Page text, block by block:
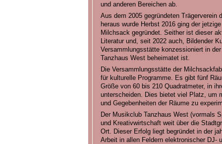
und anderen Bereichen ab.
Aus dem 2005 gegründeten Trägerverein
heraus wurde Herbst 2016 ging der
Milchsack gegründet. Seither ist dieser
Literatur und, seit 2022 auch, Bildender
Versammlungsstätte konzessioniert in
Tanzhaus West beheimatet ist.
Die Versammlungsstätte der
für kulturelle Programme. Es gibt fünf
Größe von 60 bis 210 Quadratmeter, in
unterscheiden. Dies bietet viel Platz, um
und Gegebenheiten der Räume zu
Der Musikclub Tanzhaus West (vormals
und Kreativwirtschaft weit über die
Ort. Dieser Erfolg liegt begründet in der
Arbeit in allen Feldern elektronischer DJ-